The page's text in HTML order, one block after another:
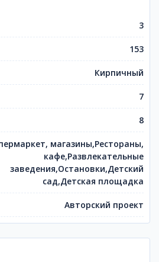
3
153
Кирпичный
7
8
магазины,Рестораны,
кафе,Развлекательные
заведения,Остановки,Детский
сад,Детская площадка
Авторский проект